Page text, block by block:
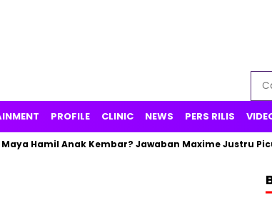
PROFILE CLINIC NEWS PERS RILIS
Hamil Anak Kembar? Jawaban Maxime Justru Picu